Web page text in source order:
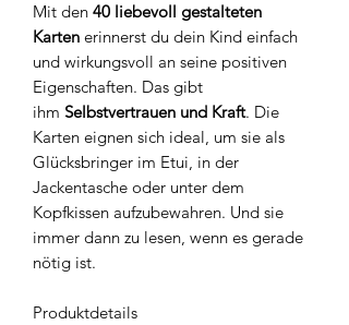
Mit den 40 liebevoll gestalteten
Karten erinnerst du dein Kind einfach
und wirkungsvoll an seine positiven
Eigenschaften. Das gibt
ihm Selbstvertrauen und Kraft. Die
Karten eignen sich ideal, um sie als
Glücksbringer im Etui, in der
Jackentasche oder unter dem
Kopfkissen aufzubewahren. Und sie
immer dann zu lesen, wenn es gerade
nötig ist.
Produktdetails